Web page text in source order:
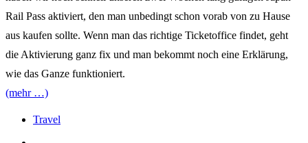
Rail Pass aktiviert, den man unbedingt schon vorab von zu Hause
aus kaufen sollte. Wenn man das richtige Ticketoffice findet, geht
die Aktivierung ganz fix und man bekommt noch eine Erklärung,
wie das Ganze funktioniert.
(mehr …)
Travel